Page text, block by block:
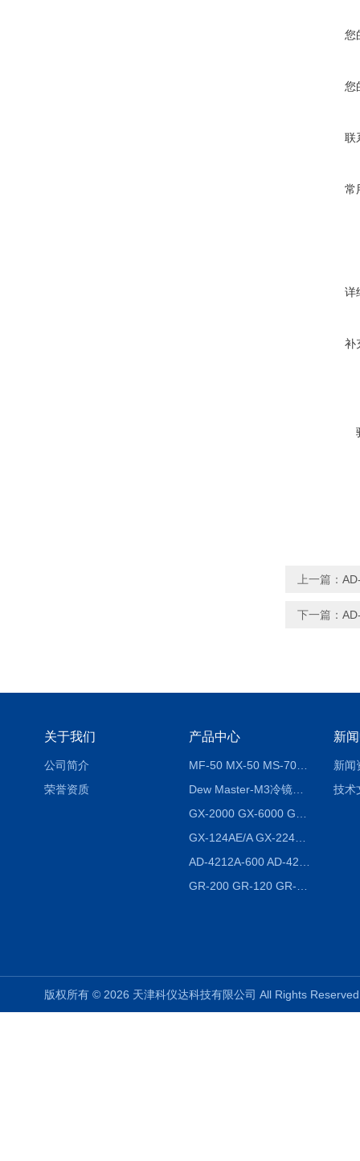
您
您
联
常
详
补
上一篇：
下一篇：
关于我们
公司简介
荣誉资质
产品中心
MF-50 MX-50 MS-70卤素水分测定仪 红外线水分仪
Dew Master-M3冷镜式露点仪
GX-124AE/A GX-224AE/A分析天平
新
新闻
技术
版权所有 © 2026 天津科仪达科技有限公司 All Rights